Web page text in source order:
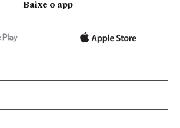
Baixe o app